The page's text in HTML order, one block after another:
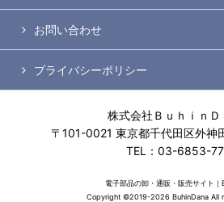
お問い合わせ
プライバシーポリシー
株式会社ＢｕｈｉｎＤ
〒101-0021 東京都千代田区外神
TEL：03-6853-
電子部品の卸・通販・販売サイト｜
Copyright ©2019-2026 BuhinDana All